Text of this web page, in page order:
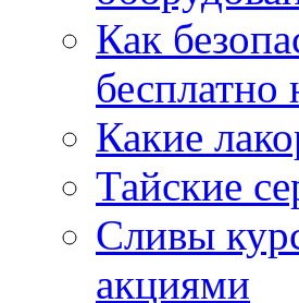
Как
бесплатно
Какие
Тайские
Сливы
акциями